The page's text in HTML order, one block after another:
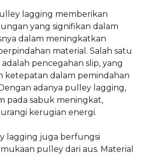
lagging memberikan
yang signifikan dalam
dalam meningkatkan
material. Salah satu
pencegahan slip, yang
ketepatan dalam pemindahan
adanya pulley lagging,
pada sabuk meningkat,
kerugian energi.
lagging juga berfungsi
pulley dari aus. Material